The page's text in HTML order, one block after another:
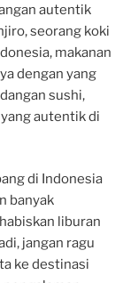
autentik
seorang koki
makanan
dengan yang
sushi,
autentik di
di Indonesia
banyak
liburan
jangan ragu
ke destinasi